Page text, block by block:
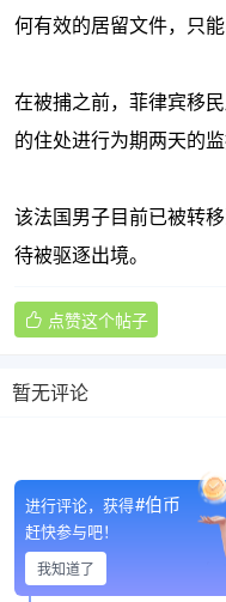
何有效的居留文件，只
在被捕之前，菲律宾移
的住处进行为期两天的
该法国男子目前已被转
待被驱逐出境。
 点赞这个帖子
暂无评论
暂
进行评论，获得#伯币
赶快参与吧！
我知道了